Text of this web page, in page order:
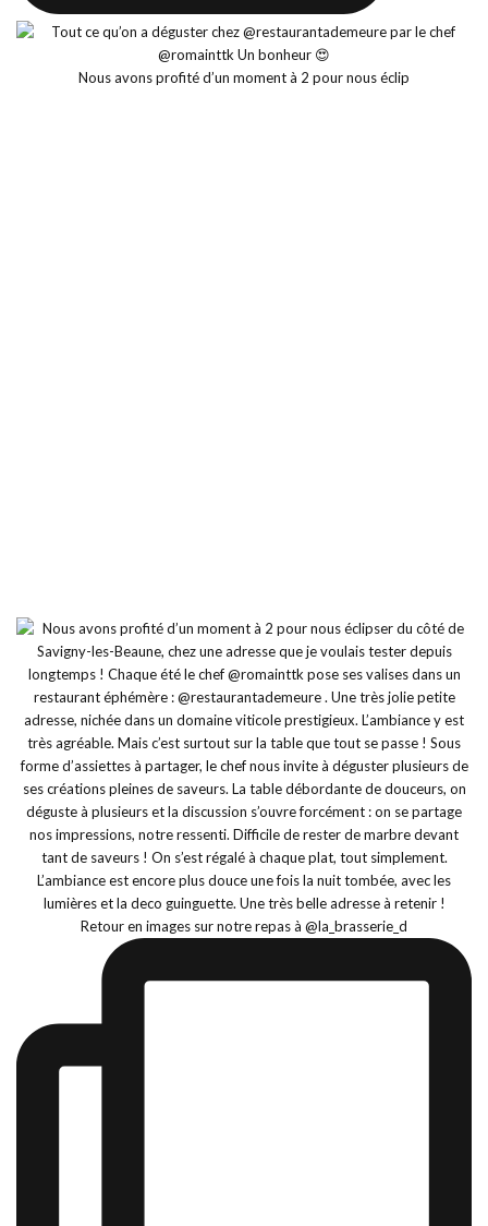
Nous avons profité d’un moment à 2 pour nous éclip
Retour en images sur notre repas à @la_brasserie_d